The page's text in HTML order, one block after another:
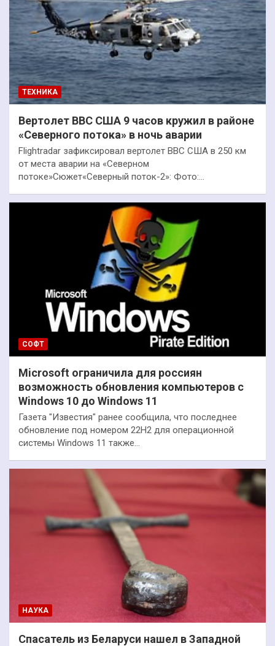
ТЕХНИКА
Вертолет ВВС США 9 часов кружил в районе
«Северного потока» в ночь аварии
Flightradar зафиксировал вертолет ВВС США в 250 км
от места аварии на «Северном
потоке»Сюжет«Северный поток-2»: Фото:…
СОФТ
Microsoft ограничила для россиян
возможность обновления компьютеров с
Windows 10 до Windows 11
Газета "Известия" ранее сообщила, что последнее
обновление под номером 22H2 для операционной
системы Windows 11 также…
НАУКА
Спасатель из Беларуси нашел в Западной